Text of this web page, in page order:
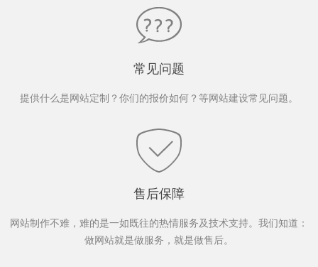
常见问题
提供什么是网站定制？你们的报价如何？等网站建设常见问题。
售后保障
网站制作不难，难的是一如既往的热情服务及技术支持。我们知道：
做网站就是做服务，就是做售后。